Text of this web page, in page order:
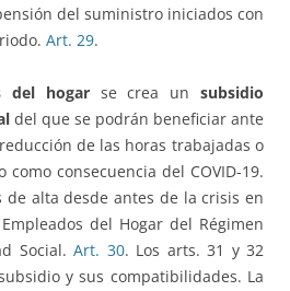
del suministro iniciados con
Art. 29.
del hogarse crea unsubsidio
del que se podrán beneficiar ante
de las horas trabajadas o
consecuencia del COVID-19.
de alta desde antes de la crisis en
del Hogar del Régimen
Social.Art. 30. Los arts. 31 y 32
y sus compatibilidades. La